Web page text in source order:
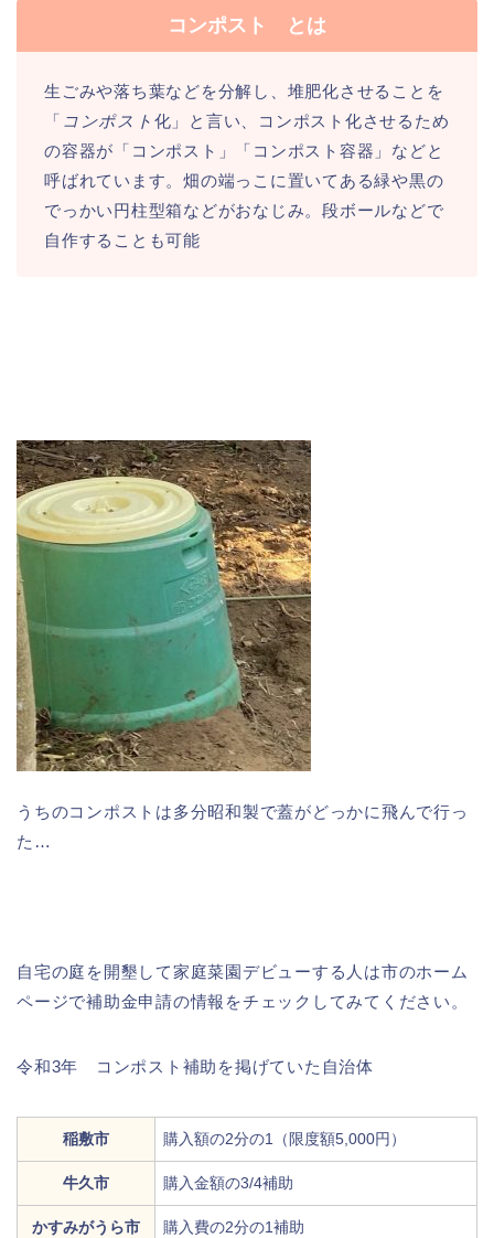
コンポスト とは
生ごみや落ち葉などを分解し、堆肥化させることを
「 コンポスト 化」と言い、コンポスト化させるため
の容器が「コンポスト」「コンポスト容器」などと
呼ばれています。畑の端っこに置いてある緑や黒の
でっかい円柱型箱などがおなじみ。段ボールなどで
自作することも可能
うちのコンポストは多分昭和製で蓋がどっかに飛んで行っ
た…
自宅の庭を開墾して家庭菜園デビューする人は市のホーム
ページで補助金申請の情報をチェックしてみてください。
令和3年 コンポスト補助を掲げていた自治体
稲敷市 購入額の2分の1（限度額5,000円）
牛久市 購入金額の3/4補助
かすみがうら市 購入費の2分の1補助